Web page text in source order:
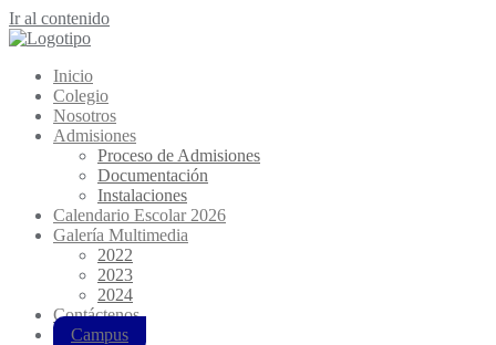
Ir al contenido
Inicio
Colegio
Nosotros
Admisiones
Proceso de Admisiones
Documentación
Instalaciones
Calendario Escolar 2026
Galería Multimedia
2022
2023
2024
Contáctenos
Campus